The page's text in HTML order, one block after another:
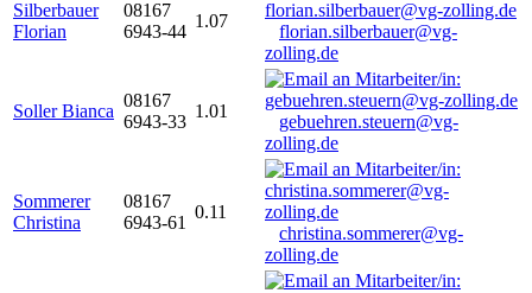
Silberbauer
Florian
08167
6943-44
1.07
florian.silberbauer@vg-
zolling.de
Soller Bianca
08167
6943-33
1.01
gebuehren.steuern@vg-
zolling.de
Sommerer
Christina
08167
6943-61
0.11
christina.sommerer@vg-
zolling.de